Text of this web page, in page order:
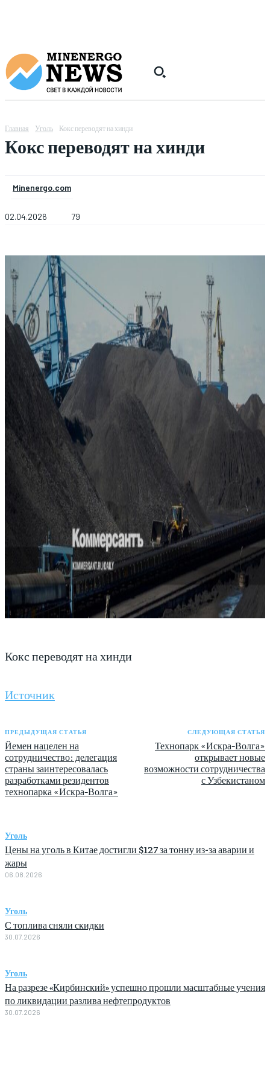
Главная Уголь Кокс переводят на хинди
Кокс переводят на хинди
Minenergo.com
02.04.2026 79
Кокс переводят на хинди
Источник
ПРЕДЫДУЩАЯ СТАТЬЯ
Йемен нацелен на
сотрудничество: делегация
страны заинтересовалась
разработками резидентов
технопарка «Искра-Волга»
СЛЕДУЮЩАЯ СТАТЬЯ
Технопарк «Искра-Волга»
открывает новые
возможности сотрудничества
с Узбекистаном
Уголь
Цены на уголь в Китае достигли $127 за тонну из-за аварии и
жары
06.08.2026
Уголь
С топлива сняли скидки
30.07.2026
Уголь
На разрезе «Кирбинский» успешно прошли масштабные учения
по ликвидации разлива нефтепродуктов
30.07.2026